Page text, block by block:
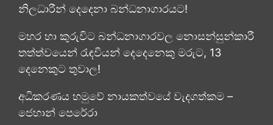
නිලධාරීන් දෙදෙනා බන්ධනාගාරයට!
මහර හා කුරුවිට බන්ධනාගාරවල නොසන්සුන්කාරී
තත්ත්වයෙන් රැඳවියන් දෙදෙනෙකු මරුට, 13
දෙනෙකුට තුවාල!
අධිකරණය හමුවේ නායකත්වයේ වැදගත්කම –
ජෙහාන් පෙරේරා